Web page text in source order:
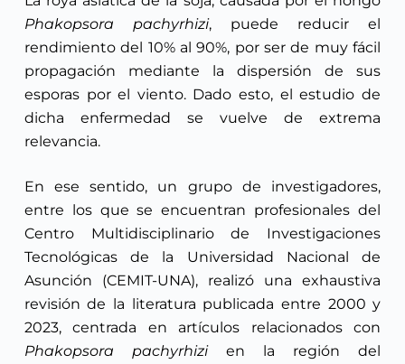
Phakopsora pachyrhizi, puede reducir el
rendimiento del 10% al 90%, por ser de muy fácil
propagación mediante la dispersión de sus
esporas por el viento. Dado esto, el estudio de
dicha enfermedad se vuelve de extrema
relevancia.
En ese sentido, un grupo de investigadores,
entre los que se encuentran profesionales del
Centro Multidisciplinario de Investigaciones
Tecnológicas de la Universidad Nacional de
Asunción (CEMIT-UNA), realizó una exhaustiva
revisión de la literatura publicada entre 2000 y
2023, centrada en artículos relacionados con
Phakopsora pachyrhizien la región del